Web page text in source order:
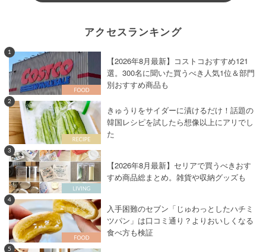
アクセスランキング
1
【2026年8月最新】コストコおすすめ121
選。300名に聞いた買うべき人気1位＆部門
別おすすめ商品も
2
きゅうりをサイダーに漬けるだけ！話題の
韓国レシピを試したら想像以上にアリでし
た
3
【2026年8月最新】セリアで買うべきおす
すめ商品総まとめ。雑貨や収納グッズも
4
入手困難のセブン「じゅわっとしたハチミ
ツパン」は口コミ通り？よりおいしくなる
食べ方も検証
5